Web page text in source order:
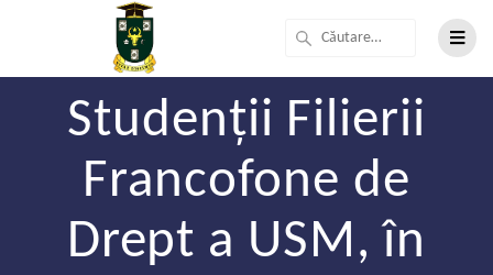
Studenții Filierii
Francofone de
Drept a USM, în